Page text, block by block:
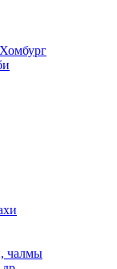
чалмы